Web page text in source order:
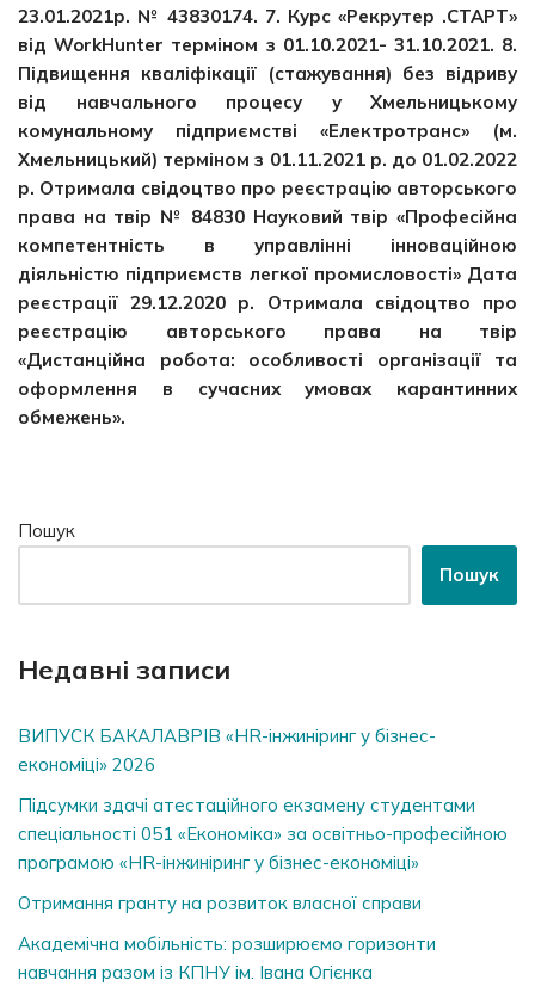
23.01.2021р. № 43830174. 7. Курс «Рекрутер .СТАРТ»
від WorkHunter терміном з 01.10.2021- 31.10.2021. 8.
Підвищення кваліфікації (стажування) без відриву
від навчального процесу у Хмельницькому
комунальному підприємстві «Електротранс» (м.
Хмельницький) терміном з 01.11.2021 р. до 01.02.2022
р. Отримала свідоцтво про реєстрацію авторського
права на твір № 84830 Науковий твір «Професійна
компетентність в управлінні інноваційною
діяльністю підприємств легкої промисловості» Дата
реєстрації 29.12.2020 р. Отримала свідоцтво про
реєстрацію авторського права на твір
«Дистанційна робота: особливості організації та
оформлення в сучасних умовах карантинних
обмежень».
Пошук
Пошук
Недавні записи
ВИПУСК БАКАЛАВРІВ «HR-інжиніринг у бізнес-
економіці» 2026
Підсумки здачі атестаційного екзамену студентами
спеціальності 051 «Економіка» за освітньо-професійною
програмою «HR-інжиніринг у бізнес-економіці»
Отримання гранту на розвиток власної справи
Академічна мобільність: розширюємо горизонти
навчання разом із КПНУ ім. Івана Огієнка